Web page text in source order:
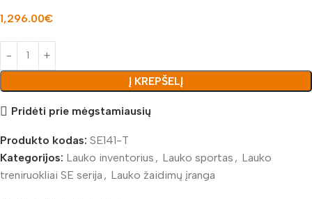
1,296.00€
Į KREPŠELĮ
Pridėti prie mėgstamiausių
Produkto kodas: SE141-T
Kategorijos: Lauko inventorius , Lauko sportas , Lauko
treniruokliai SE serija , Lauko žaidimų įranga